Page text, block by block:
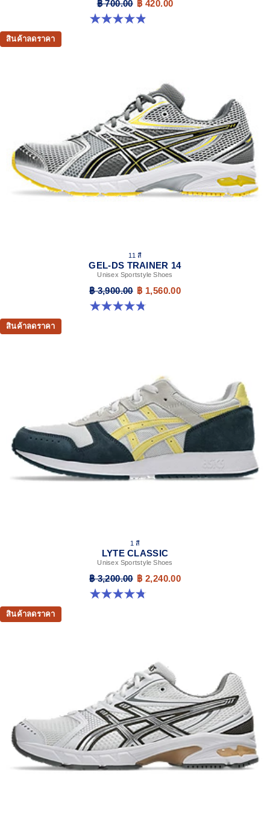
฿ 700.00 ฿ 420.00
4.9 จาก 5 ดาว 156 รีวิว
สินค้าลดราคา
11 สี
GEL-DS TRAINER 14
Unisex Sportstyle Shoes
฿ 3,900.00 ฿ 1,560.00
4.8 จาก 5 ดาว 88 รีวิว
สินค้าลดราคา
1 สี
LYTE CLASSIC
Unisex Sportstyle Shoes
฿ 3,200.00 ฿ 2,240.00
4.8 จาก 5 ดาว 210 รีวิว
สินค้าลดราคา